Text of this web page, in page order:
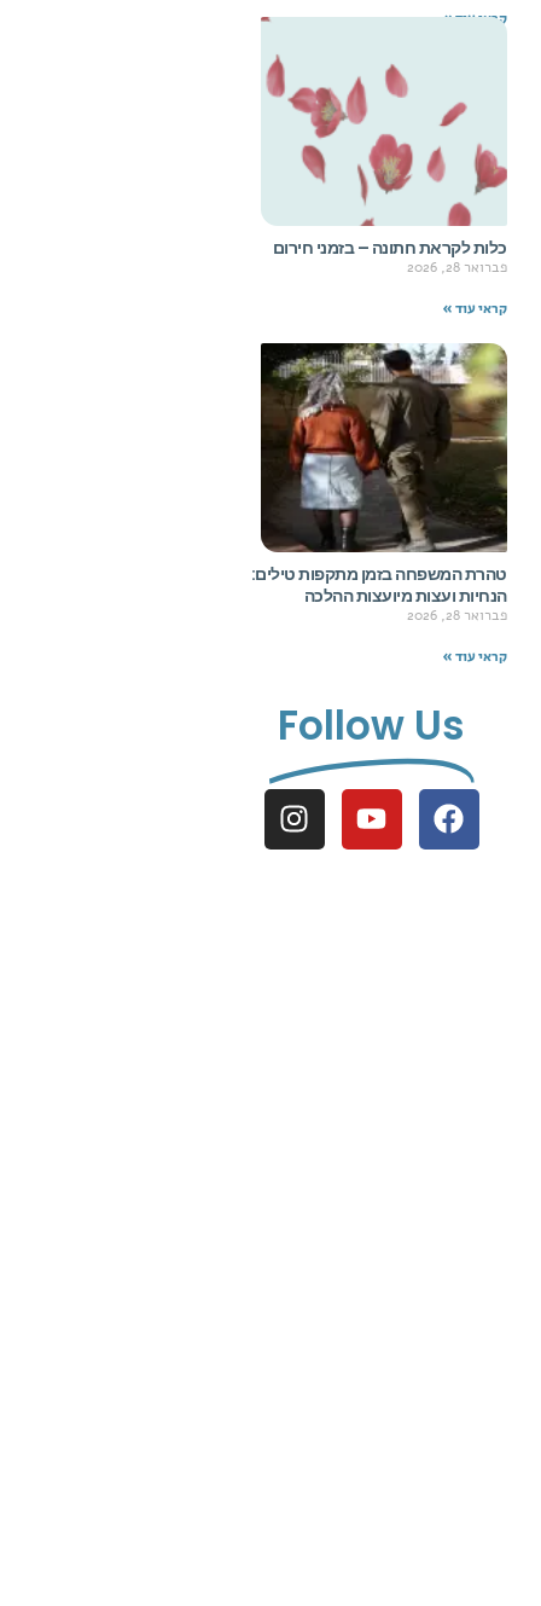
קראי עוד »
כלות לקראת חתונה – בזמני חירום
פברואר 28, 2026
קראי עוד »
טהרת המשפחה בזמן מתקפות טילים:
הנחיות ועצות מיועצות ההלכה
פברואר 28, 2026
קראי עוד »
Follow Us